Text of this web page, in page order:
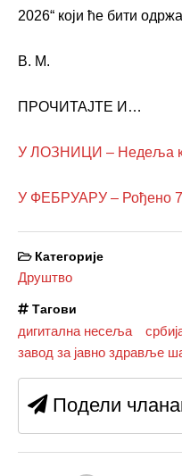
2026“ који ће бити
В. М.
ПРОЧИТАЈТЕ И…
У ЛОЗНИЦИ – Недеља
У ФЕБРУАРУ – Рођено
Категорије
Друштво
Тагови
дигитална несеља
завод за јавно здравље
Подели